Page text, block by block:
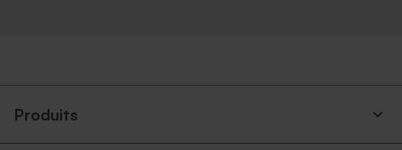
Produits